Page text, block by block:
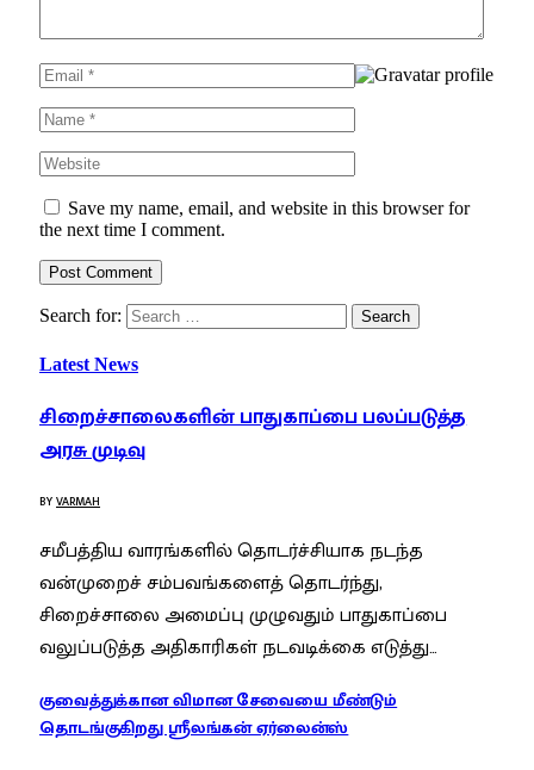
Save my name, email, and website in this browser for
the next time I comment.
Search for:
Latest News
சிறைச்சாலைகளின் பாதுகாப்பை பலப்படுத்த
அரசு முடிவு
BYVARMAH
சமீபத்திய வாரங்களில் தொடர்ச்சியாக நடந்த
வன்முறைச் சம்பவங்களைத் தொடர்ந்து,
சிறைச்சாலை அமைப்பு முழுவதும் பாதுகாப்பை
வலுப்படுத்த அதிகாரிகள் நடவடிக்கை எடுத்து…
குவைத்துக்கான விமான சேவையை மீண்டும்
தொடங்குகிறது ஸ்ரீலங்கன் ஏர்லைன்ஸ்